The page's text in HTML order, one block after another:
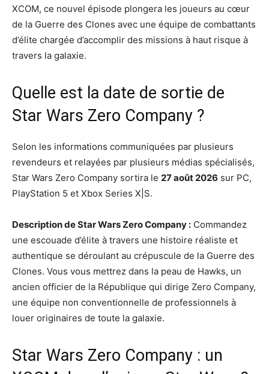
XCOM, ce nouvel épisode plongera les joueurs au cœur
de la Guerre des Clones avec une équipe de combattants
d’élite chargée d’accomplir des missions à haut risque à
travers la galaxie.
Quelle est la date de sortie de
Star Wars Zero Company ?
Selon les informations communiquées par plusieurs
revendeurs et relayées par plusieurs médias spécialisés,
Star Wars Zero Company sortira le 27 août 2026 sur PC,
PlayStation 5 et Xbox Series X|S.
Description de Star Wars Zero Company : Commandez
une escouade d’élite à travers une histoire réaliste et
authentique se déroulant au crépuscule de la Guerre des
Clones. Vous vous mettrez dans la peau de Hawks, un
ancien officier de la République qui dirige Zero Company,
une équipe non conventionnelle de professionnels à
louer originaires de toute la galaxie.
Star Wars Zero Company : un